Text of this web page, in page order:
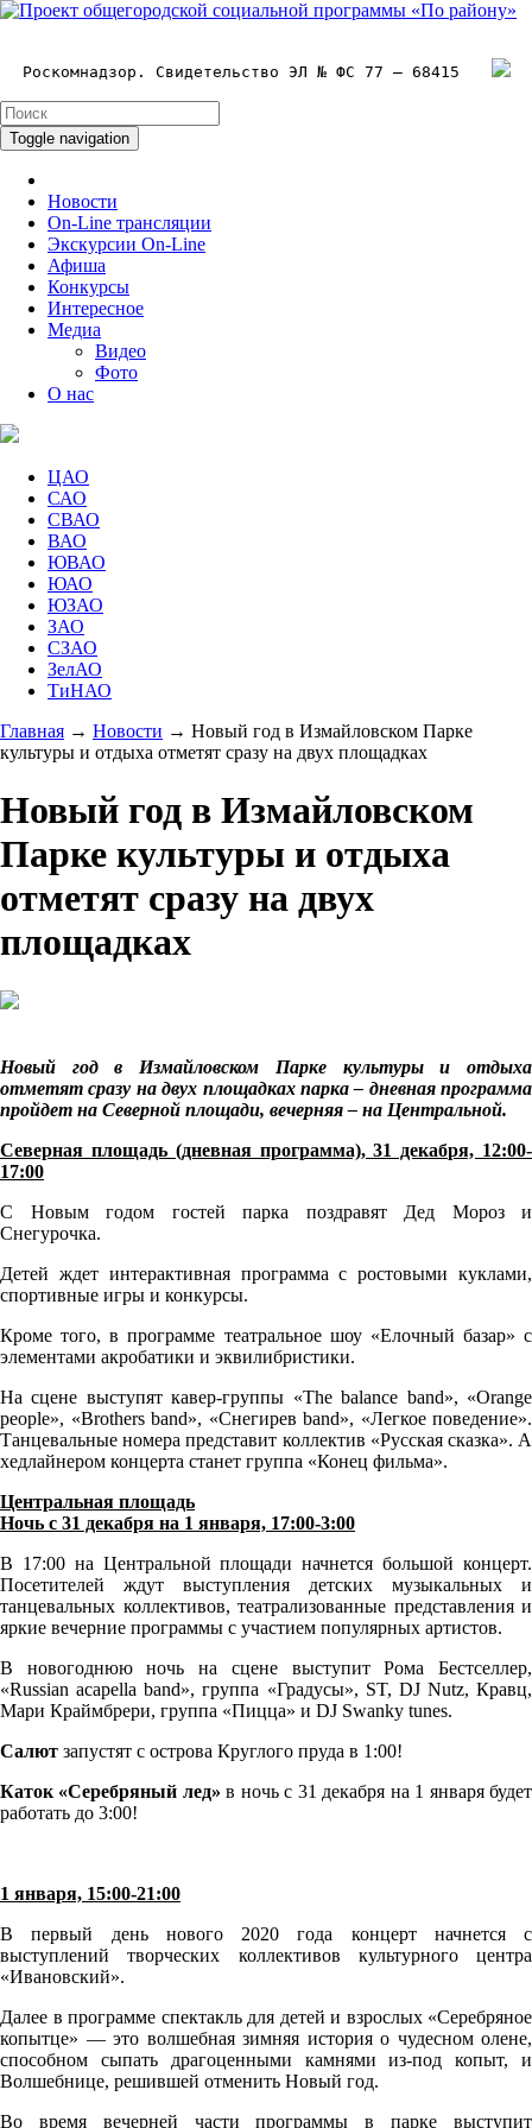
Роскомнадзор. Свидетельство ЭЛ № ФС 77 – 68415
Toggle navigation
Новости
On-Line трансляции
Экскурсии On-Line
Афиша
Конкурсы
Интересное
Медиа
Видео
Фото
О нас
ЦАО
САО
СВАО
ВАО
ЮВАО
ЮАО
ЮЗАО
ЗАО
СЗАО
ЗелАО
ТиНАО
Главная → Новости → Новый год в Измайловском Парке
культуры и отдыха отметят сразу на двух площадках
Новый год в Измайловском
Парке культуры и отдыха
отметят сразу на двух
площадках
Новый год в Измайловском Парке культуры и отдыха
отметят сразу на двух площадках парка – дневная программа
пройдет на Северной площади, вечерняя – на Центральной.
Северная площадь (дневная программа), 31 декабря, 12:00-
17:00
С Новым годом гостей парка поздравят Дед Мороз и
Снегурочка.
Детей ждет интерактивная программа с ростовыми куклами,
спортивные игры и конкурсы.
Кроме того, в программе театральное шоу «Елочный базар» с
элементами акробатики и эквилибристики.
На сцене выступят кавер-группы «The balance band», «Orange
people», «Brothers band», «Снегирев band», «Легкое поведение».
Танцевальные номера представит коллектив «Русская сказка». А
хедлайнером концерта станет группа «Конец фильма».
Центральная площадь
Ночь с 31 декабря на 1 января, 17:00-3:00
В 17:00 на Центральной площади начнется большой концерт.
Посетителей ждут выступления детских музыкальных и
танцевальных коллективов, театрализованные представления и
яркие вечерние программы с участием популярных артистов.
В новогоднюю ночь на сцене выступит Рома Бестселлер,
«Russian acapella band», группа «Градусы», ST, DJ Nutz, Кравц,
Мари Краймбрери, группа «Пицца» и DJ Swanky tunes.
Салют запустят с острова Круглого пруда в 1:00!
Каток «Серебряный лед» в ночь с 31 декабря на 1 января будет
работать до 3:00!
1 января, 15:00-21:00
В первый день нового 2020 года концерт начнется с
выступлений творческих коллективов культурного центра
«Ивановский».
Далее в программе спектакль для детей и взрослых «Серебряное
копытце» — это волшебная зимняя история о чудесном олене,
способном сыпать драгоценными камнями из-под копыт, и
Волшебнице, решившей отменить Новый год.
Во время вечерней части программы в парке выступит